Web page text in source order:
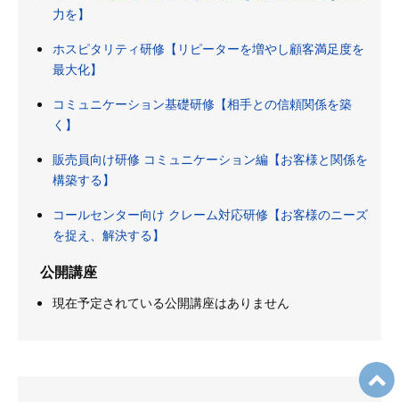
力を】
ホスピタリティ研修【リピーターを増やし顧客満足度を
最大化】
コミュニケーション基礎研修【相手との信頼関係を築
く】
販売員向け研修 コミュニケーション編【お客様と関係を
構築する】
コールセンター向け クレーム対応研修【お客様のニーズ
を捉え、解決する】
公開講座
現在予定されている公開講座はありません